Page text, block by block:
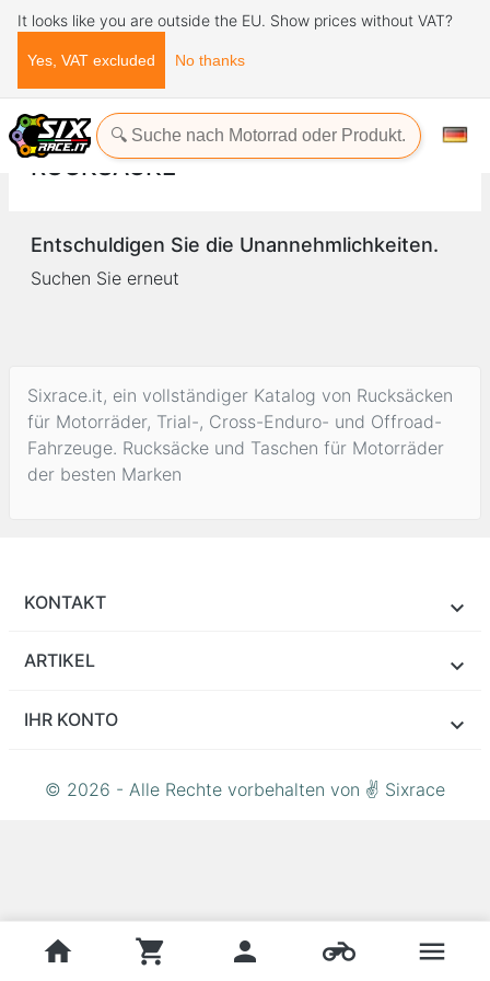
It looks like you are outside the EU. Show prices without VAT?
Yes, VAT excluded No thanks
Startseite Bekleidung Rucksäcke
RUCKSÄCKE
Entschuldigen Sie die Unannehmlichkeiten.
Suchen Sie erneut
Sixrace.it, ein vollständiger Katalog von Rucksäcken
für Motorräder, Trial-, Cross-Enduro- und Offroad-
Fahrzeuge. Rucksäcke und Taschen für Motorräder
der besten Marken
KONTAKT
ARTIKEL
IHR KONTO
© 2026 - Alle Rechte vorbehalten von ✌ Sixrace
home shopping_cart person motorcycle menu